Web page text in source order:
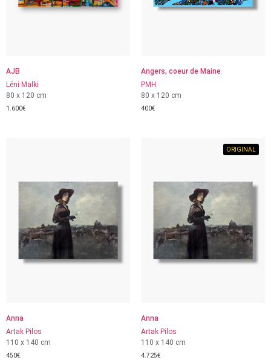
AJB
Léni Malki
80 x 120 cm
1.600€
Angers, coeur de Maine
PMH
80 x 120 cm
400€
Anna
Artak Pilos
110 x 140 cm
450€
ORIGINAL
Anna
Artak Pilos
110 x 140 cm
4.725€